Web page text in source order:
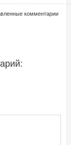
комментарии